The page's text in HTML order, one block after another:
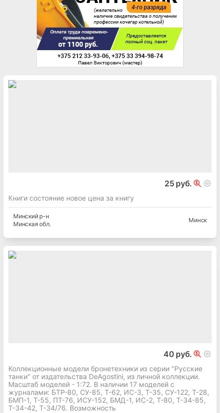
25 руб.
Книги состояние новое цена за книгу
Минскийр-н
Минская обл.
Минск
40 руб.
Коллекционные модели бронетехники из серии "Русские
танки" от издательства DeAgostini, из личной коллекции.
Масштаб моделей - 1:72. В наличии 17 моделей с
журналами: БТР-80, СУ-85, Т-62, ИС-3, Т-35, СУ-122, Т-28,
БМП-1, Т-55, ПТ-76, ИСУ-152, БМД-1, ИС-2, Т-80, Т-34-85,
Т-34-42, Т-34/76. Возможность